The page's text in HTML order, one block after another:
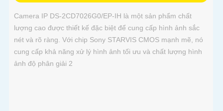
Camera IP DS-2CD7026G0/EP-IH là một sản phẩm chất
lượng cao được thiết kế đặc biệt để cung cấp hình ảnh sắc
nét và rõ ràng. Với chip Sony STARVIS CMOS mạnh mẽ, nó
cung cấp khả năng xử lý hình ảnh tối ưu và chất lượng hình
ảnh độ phân giải 2